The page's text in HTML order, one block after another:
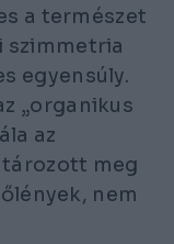
a természet
szimmetria
egyensúly.
„organikus
az
meg
nem